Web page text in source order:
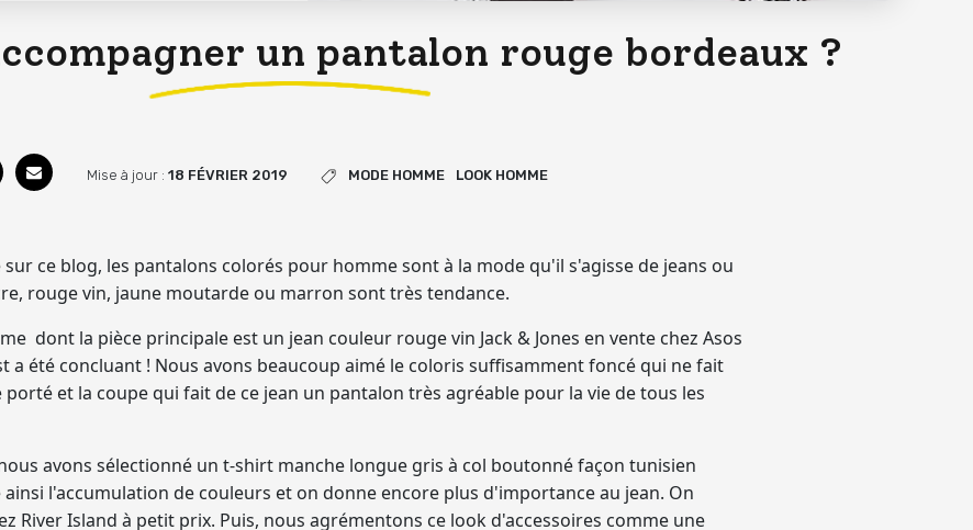
un pantalon rouge bordeaux ?
Mise à jour : 18 FÉVRIER 2019 MODE HOMME LOOK HOMME
ce blog, les pantalons colorés pour homme sont à la modequ'il s'agisse de jeans ou
rouge vin, jaune moutarde ou marron sont très tendance.
dont la pièce principale est un jean couleur rouge vin Jack & Jones en vente chez Asos
a été concluant ! Nous avons beaucoup aimé le coloris suffisamment foncé qui ne fait
porté et la coupe qui fait de ce jean un pantalon très agréable pour la vie de tous les
avons sélectionné un t-shirt manche longue gris à col boutonné façon tunisien
l'accumulation de couleurs et on donne encore plus d'importance au jean. On
River Island à petit prix. Puis, nous agrémentons ce look d'accessoires comme une